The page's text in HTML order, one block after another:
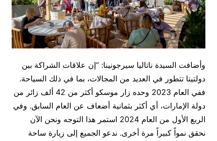
وأضافت السيدة ناتاليا سيرجونينا: “إن علاقات الشراكة بين
دولتينا تتطور في العديد من المجالات، بما في ذلك السياحة.
ففي العام 2023 وحده زار موسكو أكثر من 42 ألف زائر من
دولة الإمارات، أي أكثر بثمانية أضعاف عن العام السابق. وفي
الربع الأول من العام 2024 استمر هذا التوجه ونحن الآن
نحقق نمواً كبيراً مرة أخرى. ندعو الجميع إلى زيارة ساحة